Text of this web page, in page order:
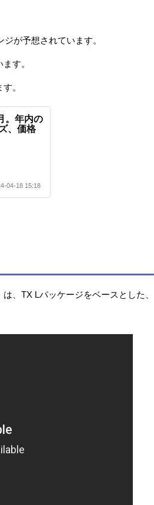
が予想されています。
す。
。
。年内の
、価格
04-18 15:18
、TX Lパッケージをベースとした、